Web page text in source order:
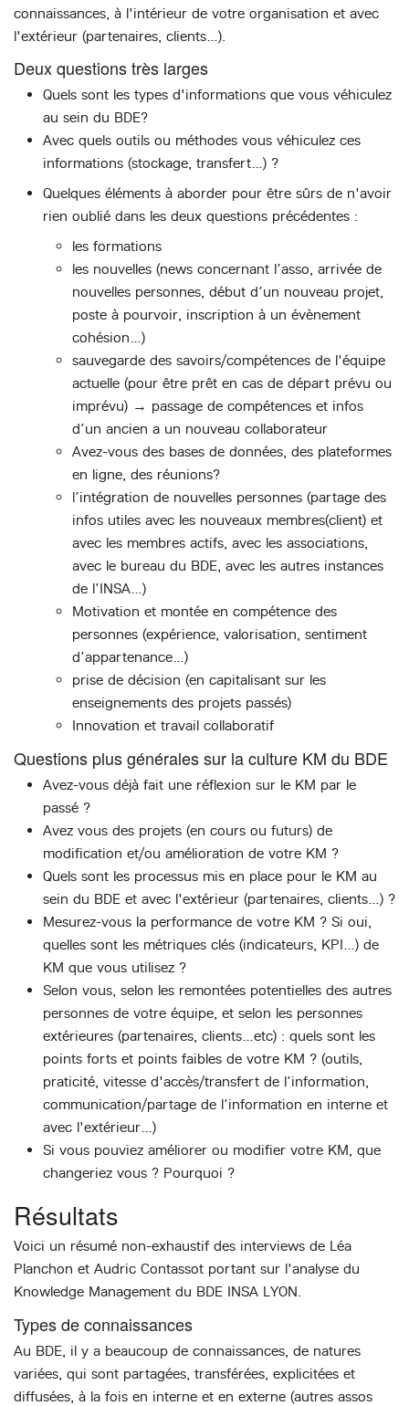
connaissances, à l'intérieur de votre organisation et avec
l'extérieur (partenaires, clients…).
Deux questions très larges
Quels sont les types d'informations que vous véhiculez
au sein du BDE?
Avec quels outils ou méthodes vous véhiculez ces
informations (stockage, transfert…) ?
Quelques éléments à aborder pour être sûrs de n'avoir
rien oublié dans les deux questions précédentes :
les formations
les nouvelles (news concernant l’asso, arrivée de
nouvelles personnes, début d’un nouveau projet,
poste à pourvoir, inscription à un évènement
cohésion…)
sauvegarde des savoirs/compétences de l'équipe
actuelle (pour être prêt en cas de départ prévu ou
imprévu) → passage de compétences et infos
d’un ancien a un nouveau collaborateur
Avez-vous des bases de données, des plateformes
en ligne, des réunions?
l’intégration de nouvelles personnes (partage des
infos utiles avec les nouveaux membres(client) et
avec les membres actifs, avec les associations,
avec le bureau du BDE, avec les autres instances
de l’INSA…)
Motivation et montée en compétence des
personnes (expérience, valorisation, sentiment
d’appartenance…)
prise de décision (en capitalisant sur les
enseignements des projets passés)
Innovation et travail collaboratif
Questions plus générales sur la culture KM du BDE
Avez-vous déjà fait une réflexion sur le KM par le
passé ?
Avez vous des projets (en cours ou futurs) de
modification et/ou amélioration de votre KM ?
Quels sont les processus mis en place pour le KM au
sein du BDE et avec l'extérieur (partenaires, clients…) ?
Mesurez-vous la performance de votre KM ? Si oui,
quelles sont les métriques clés (indicateurs, KPI…) de
KM que vous utilisez ?
Selon vous, selon les remontées potentielles des autres
personnes de votre équipe, et selon les personnes
extérieures (partenaires, clients…etc) : quels sont les
points forts et points faibles de votre KM ? (outils,
praticité, vitesse d'accès/transfert de l’information,
communication/partage de l’information en interne et
avec l'extérieur…)
Si vous pouviez améliorer ou modifier votre KM, que
changeriez vous ? Pourquoi ?
Résultats
Voici un résumé non-exhaustif des interviews de Léa
Planchon et Audric Contassot portant sur l'analyse du
Knowledge Management du BDE INSA LYON.
Types de connaissances
Au BDE, il y a beaucoup de connaissances, de natures
variées, qui sont partagées, transférées, explicitées et
diffusées, à la fois en interne et en externe (autres assos